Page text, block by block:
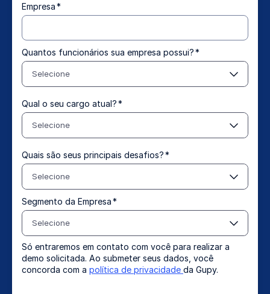
Empresa*
Quantos funcionários sua empresa possui?*
Selecione
Qual o seu cargo atual?*
Selecione
Quais são seus principais desafios?*
Selecione
Segmento da Empresa*
Selecione
Só entraremos em contato com você para realizar a
demo solicitada. Ao submeter seus dados, você
concorda com a política de privacidade da Gupy.